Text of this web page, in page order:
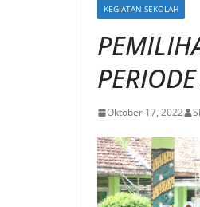
KEGIATAN SEKOLAH
Oktober 17, 2022